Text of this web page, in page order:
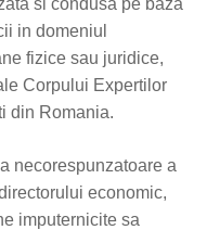
si condusa pe baza
in domeniul
fizice sau juridice,
Corpului Expertilor
din Romania.
necorespunzatoare a
economic,
imputernicite sa